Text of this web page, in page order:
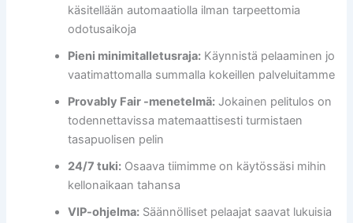
käsitellään automaatiolla ilman tarpeettomia
odotusaikoja
Pieni minimitalletusraja: Käynnistä pelaaminen jo
vaatimattomalla summalla kokeillen palveluitamme
Provably Fair -menetelmä: Jokainen pelitulos on
todennettavissa matemaattisesti turmistaen
tasapuolisen pelin
24/7 tuki: Osaava tiimimme on käytössäsi mihin
kellonaikaan tahansa
VIP-ohjelma: Säännölliset pelaajat saavat lukuisia